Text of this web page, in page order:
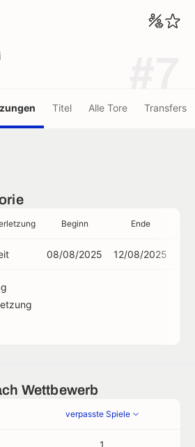
Titel Alle Tore Transfers
Beginn Ende
08/08/2025 12/08/2025
Wettbewerb
verpasste Spiele
1